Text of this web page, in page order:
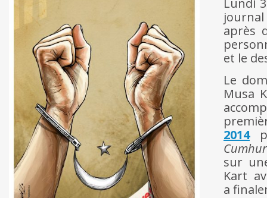
Lundi
après
et le
Le
Musa
2014
sur
Kart
a